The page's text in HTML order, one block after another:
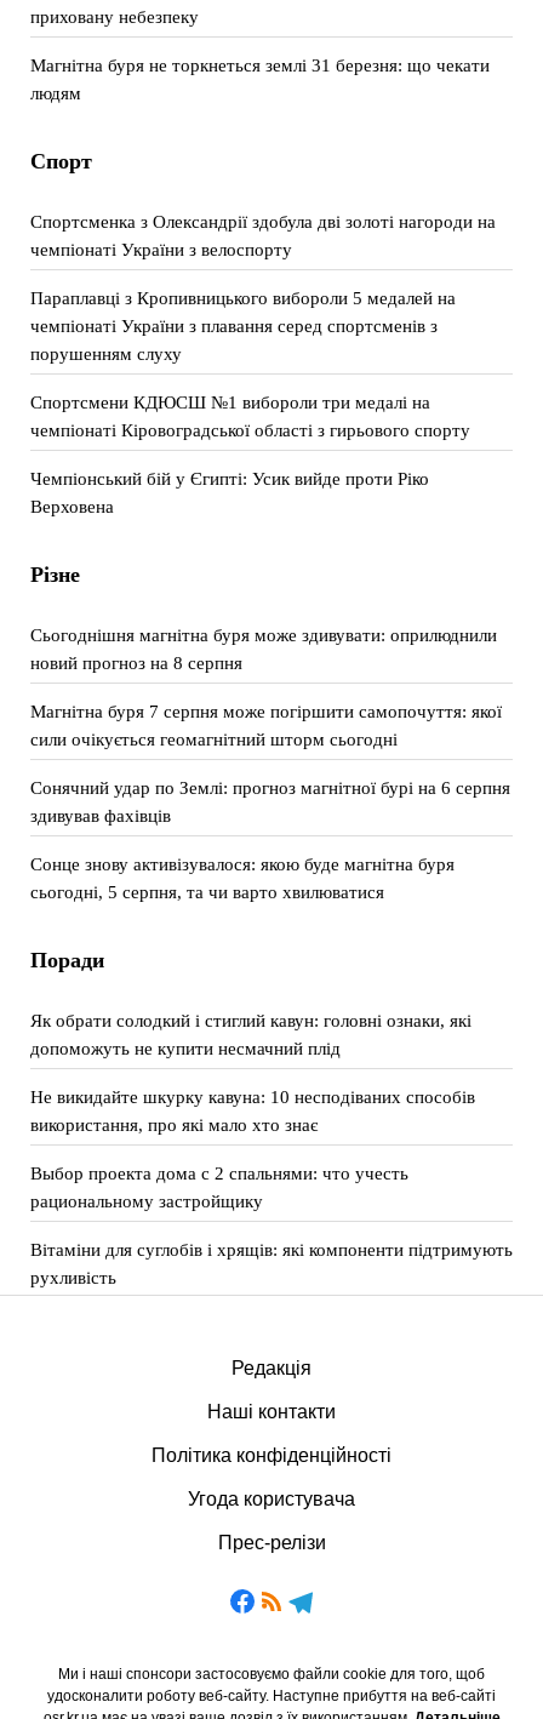
приховану небезпеку
Магнітна буря не торкнеться землі 31 березня: що чекати
людям
Спорт
Спортсменка з Олександрії здобула дві золоті нагороди на
чемпіонаті України з велоспорту
Параплавці з Кропивницького вибороли 5 медалей на
чемпіонаті України з плавання серед спортсменів з
порушенням слуху
Спортсмени КДЮСШ №1 вибороли три медалі на
чемпіонаті Кіровоградської області з гирьового спорту
Чемпіонський бій у Єгипті: Усик вийде проти Ріко
Верховена
Різне
Сьогоднішня магнітна буря може здивувати: оприлюднили
новий прогноз на 8 серпня
Магнітна буря 7 серпня може погіршити самопочуття: якої
сили очікується геомагнітний шторм сьогодні
Сонячний удар по Землі: прогноз магнітної бурі на 6 серпня
здивував фахівців
Сонце знову активізувалося: якою буде магнітна буря
сьогодні, 5 серпня, та чи варто хвилюватися
Поради
Як обрати солодкий і стиглий кавун: головні ознаки, які
допоможуть не купити несмачний плід
Не викидайте шкурку кавуна: 10 несподіваних способів
використання, про які мало хто знає
Выбор проекта дома с 2 спальнями: что учесть
рациональному застройщику
Вітаміни для суглобів і хрящів: які компоненти підтримують
рухливість
Редакція
Наші контакти
Політика конфіденційності
Угода користувача
Прес-релізи
Ми і наші спонсори застосовуємо файли cookie для того, щоб
удосконалити роботу веб-сайту. Наступне прибуття на веб-сайті